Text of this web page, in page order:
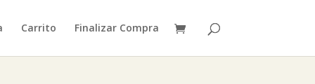
Carrito Finalizar Compra